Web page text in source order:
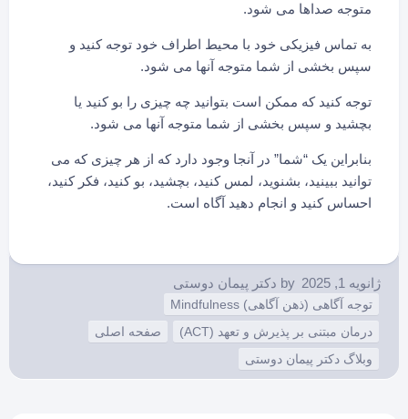
متوجه صداها می شود.
به تماس فیزیکی خود با محیط اطراف خود توجه کنید و
سپس بخشی از شما متوجه آنها می شود.
توجه کنید که ممکن است بتوانید چه چیزی را بو کنید یا
بچشید و سپس بخشی از شما متوجه آنها می شود.
بنابراین یک “شما” در آنجا وجود دارد که از هر چیزی که می
توانید ببینید، بشنوید، لمس کنید، بچشید، بو کنید، فکر کنید،
احساس کنید و انجام دهید آگاه است.
ژانویه 1, 2025 by دکتر پیمان دوستی
توجه آگاهی (ذهن آگاهی) Mindfulness
درمان مبتنی بر پذیرش و تعهد (ACT)
صفحه اصلی
وبلاگ دکتر پیمان دوستی